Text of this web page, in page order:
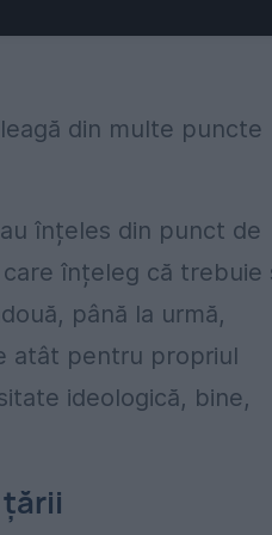
din multe puncte
înțeles din punct de
înțeleg că trebuie
până la urmă,
atât pentru propriul
ideologică, bine,